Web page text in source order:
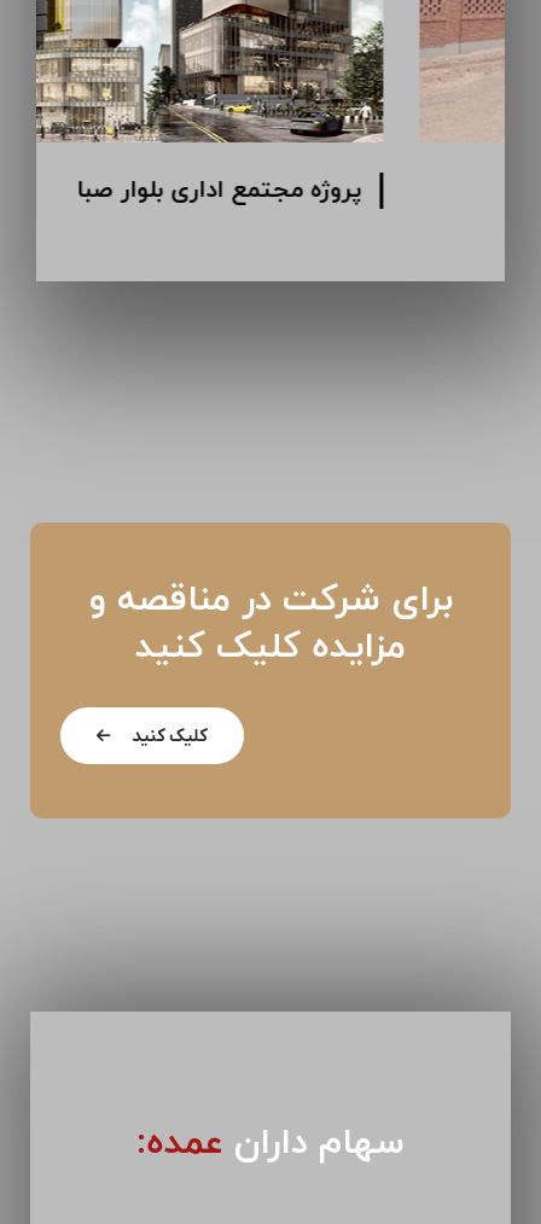
پروژه انبار دارویی کرمان
برای شرکت در مناقصه و
مزایده کلیک کنید
کلیک کنید
سهام داران عمده: